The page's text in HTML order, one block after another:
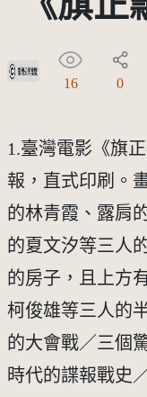
受著作權法保護-僅限於本
16 0
1.臺灣電影《旗
報，直式印刷。
的林青霞、露肩
的夏文汐等三人
的房子，且上方
柯俊雄等三人的
的大會戰／三個
時代的諜報戰史